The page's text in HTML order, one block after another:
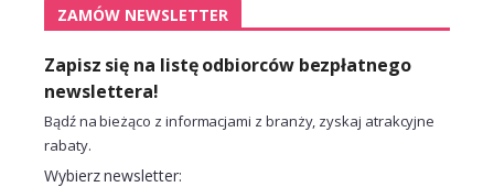
ZAMÓW NEWSLETTER
Zapisz się na listę odbiorców bezpłatnego
newslettera!
Bądź na bieżąco z informacjami z branży, zyskaj atrakcyjne
rabaty.
Wybierz newsletter: